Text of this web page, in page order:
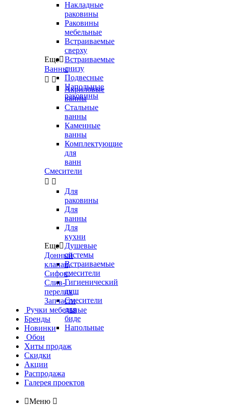
Накладные
раковины
Раковины
мебельные
Встраиваемые
сверху
Встраиваемые
снизу
Подвесные
Напольные
раковины
Еще
Ванны
 
Акриловые
ванны
Стальные
ванны
Каменные
ванны
Комплектующие
для
ванн
Смесители
 
Для
раковины
Для
ванны
Для
кухни
Душевые
системы
Встраиваемые
смесители
Гигиенический
душ
Смесители
для
биде
Напольные
Еще
Донный
клапан,
Сифон,
Слив-
перелив
Запчасти
Ручки мебельные
Бренды
Новинки
Обои
Хиты продаж
Скидки
Акции
Распродажа
Галерея проектов
Меню 